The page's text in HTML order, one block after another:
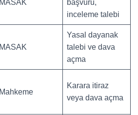
MASAK
başvuru,
inceleme talebi
MASAK
Yasal dayanak
talebi ve dava
açma
Mahkeme
Karara itiraz
veya dava açma